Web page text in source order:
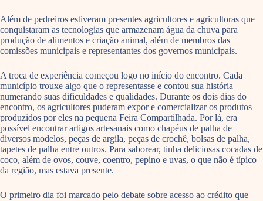
Além de pedreiros estiveram presentes agricultores e agricultoras que
conquistaram as tecnologias que armazenam água da chuva para
produção de alimentos e criação animal, além de membros das
comissões municipais e representantes dos governos municipais.
A troca de experiência começou logo no início do encontro. Cada
município trouxe algo que o representasse e contou sua história
numerando suas dificuldades e qualidades. Durante os dois dias do
encontro, os agricultores puderam expor e comercializar os produtos
produzidos por eles na pequena Feira Compartilhada. Por lá, era
possível encontrar artigos artesanais como chapéus de palha de
diversos modelos, peças de argila, peças de crochê, bolsas de palha,
tapetes de palha entre outros. Para saborear, tinha deliciosas cocadas de
coco, além de ovos, couve, coentro, pepino e uvas, o que não é típico
da região, mas estava presente.
O primeiro dia foi marcado pelo debate sobre acesso ao crédito que